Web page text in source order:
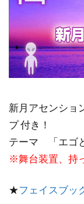
新月アセンシ
プ 付き！
テーマ 「エゴ
※舞台装置、持
★フェイスブッ